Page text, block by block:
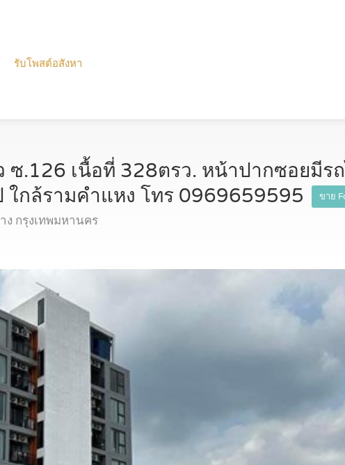
รับโพสต์อสังหา
ซ.126 เนื้อที่ 328ตรว. หน้าปากซอยมีร
ใกล้รามคำแหง โทร 0969659595
ขาย
ง กรุงเทพมหานคร